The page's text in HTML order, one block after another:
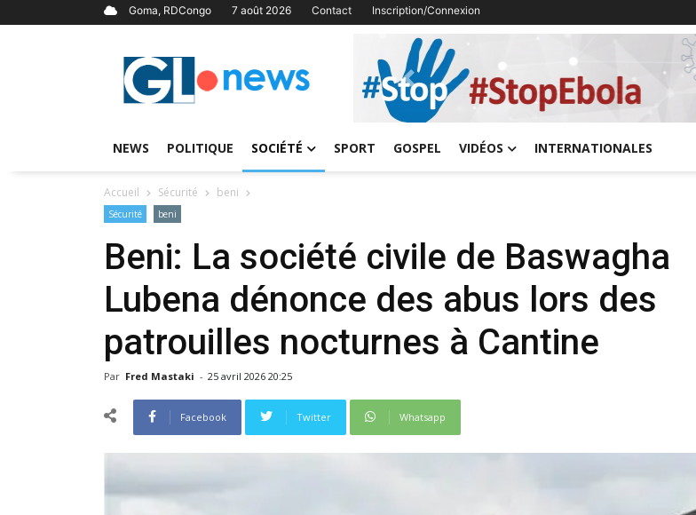
Goma, RDCongo 7 août 2026 Contact Inscription/Connexion
Previous
NEWS POLITIQUE SOCIÉTÉ SPORT GOSPEL VIDÉOS INTERNATIONALES
Accueil Sécurité beni
Sécurité beni
Beni: La société civile de Baswagha
Lubena dénonce des abus lors des
patrouilles nocturnes à Cantine
Par Fred Mastaki - 25 avril 2026 20:25
Facebook Twitter Whatsapp